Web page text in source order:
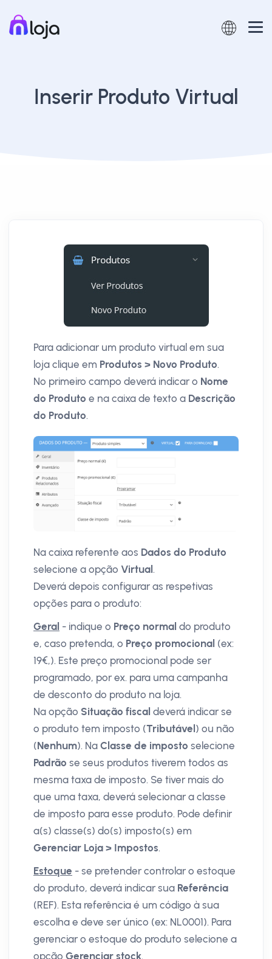
Inserir Produto Virtual
Para adicionar um produto virtual em sua
loja clique em Produtos > Novo Produto.
No primeiro campo deverá indicar o Nome
do Produto e na caixa de texto a Descrição
do Produto.
Na caixa referente aos Dados do Produto
selecione a opção Virtual .
Deverá depois configurar as respetivas
opções para o produto:
Geral - indique o Preço normal do produto
e, caso pretenda, o Preço promocional (ex:
19€,). Este preço promocional pode ser
programado, por ex. para uma campanha
de desconto do produto na loja.
Na opção Situação fiscal deverá indicar se
o produto tem imposto (Tributável ) ou não
(Nenhum). Na Classe de imposto selecione
Padrão se seus produtos tiverem todos as
mesma taxa de imposto. Se tiver mais do
que uma taxa, deverá selecionar a classe
de imposto para esse produto. Pode definir
a(s) classe(s) do(s) imposto(s) em
Gerenciar Loja > Impostos.
Estoque - se pretender controlar o estoque
do produto, deverá indicar sua Referência
(REF). Esta referência é um código à sua
escolha e deve ser único (ex: NL0001). Para
gerenciar o estoque do produto selecione a
opção Gerenciar stock.